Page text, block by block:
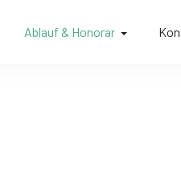
Ablauf & Honorar